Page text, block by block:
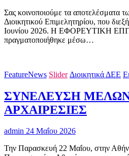
Σας κοινοποιούμε τα αποτελέσματα
Διοικητικού Επιμελητηρίου, που
Ιουνίου 2026. Η ΕΦΟΡΕΥΤΙΚΗ
πραγματοποιήθηκε μέσω…
FeatureNews Slider Διοικητικά ΔΕΕ
ΣΥΝΕΛΕΥΣΗ ΜΕΛΩΝ,
ΑΡΧΑΙΡΕΣΙΕΣ
admin 24 Μαΐου 2026
Την Παρασκευή 22 Μαΐου, στην